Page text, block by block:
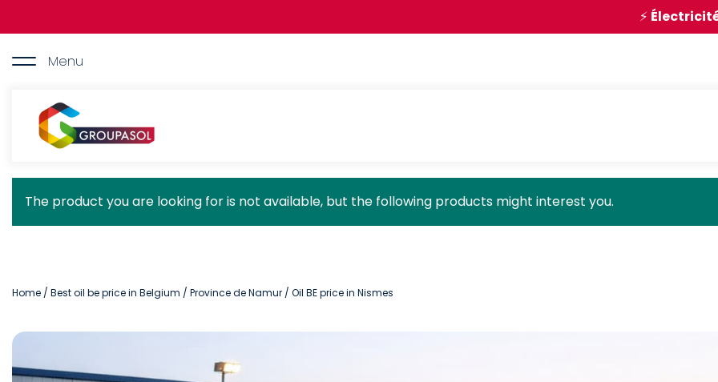
content
:le contrat
Menu
Groupasol
Status
message
The product you are looking for is not available, but the following products might interest you.
Home / Best oil be price in Belgium / Province de Namur / Oil BE price in Nismes